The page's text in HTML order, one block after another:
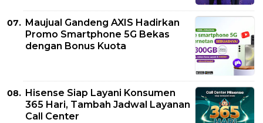
Maujual Gandeng AXIS Hadirkan
Promo Smartphone 5G Bekas
dengan Bonus Kuota
Hisense Siap Layani Konsumen
365 Hari, Tambah Jadwal Layanan
Call Center